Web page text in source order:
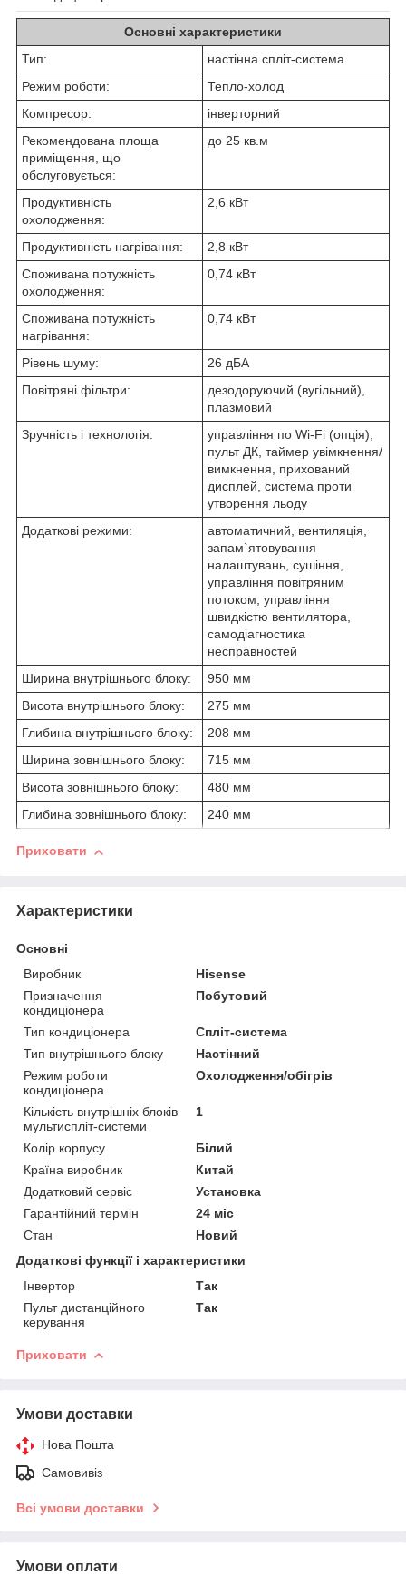
Основні характеристики
Тип:
настінна спліт-система
Режим роботи:
Тепло-холод
Компресор:
інверторний
Рекомендована площа
приміщення, що
обслуговується:
до 25 кв.м
Продуктивність
охолодження:
2,6 кВт
Продуктивність нагрівання:
2,8 кВт
Споживана потужність
охолодження:
0,74 кВт
Споживана потужність
нагрівання:
0,74 кВт
Рівень шуму:
26 дБА
Повітряні фільтри:
дезодоруючий (вугільний),
плазмовий
Зручність і технологія:
управління по Wi-Fi (опція),
пульт ДК, таймер увімкнення/
вимкнення, прихований
дисплей, система проти
утворення льоду
Додаткові режими:
автоматичний, вентиляція,
запам`ятовування
налаштувань, сушіння,
управління повітряним
потоком, управління
швидкістю вентилятора,
самодіагностика
несправностей
Ширина внутрішнього блоку:
950 мм
Висота внутрішнього блоку:
275 мм
Глибина внутрішнього блоку:
208 мм
Ширина зовнішнього блоку:
715 мм
Висота зовнішнього блоку:
480 мм
Глибина зовнішнього блоку:
240 мм
Приховати
Характеристики
Основні
Виробник
Hisense
Призначення
кондиціонера
Побутовий
Тип кондиціонера
Спліт-система
Тип внутрішнього блоку
Настінний
Режим роботи
кондиціонера
Охолодження/обігрів
Кількість внутрішніх блоків
мультиспліт-системи
1
Колір корпусу
Білий
Країна виробник
Китай
Додатковий сервіс
Установка
Гарантійний термін
24 міс
Стан
Новий
Додаткові функції і характеристики
Інвертор
Так
Пульт дистанційного
керування
Так
Приховати
Умови доставки
Нова Пошта
Самовивіз
Всі умови доставки
Умови оплати